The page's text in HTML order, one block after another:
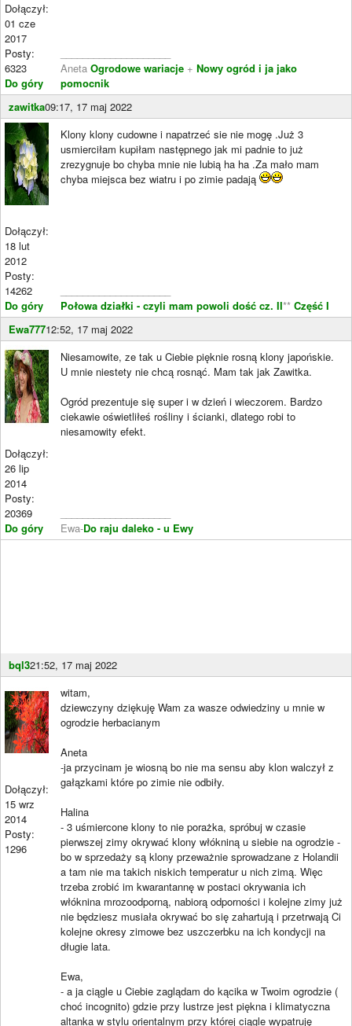
Dołączył:
01 cze
2017
Posty:
6323
Do góry
Aneta Ogrodowe wariacje + Nowy ogród i ja jako
pomocnik
zawitka09:17, 17 maj 2022
Dołączył:
18 lut
2012
Posty:
14262
Do góry
Klony klony cudowne i napatrzeć sie nie mogę .Już 3
usmierciłam kupiłam następnego jak mi padnie to już
zrezygnuje bo chyba mnie nie lubią ha ha .Za mało mam
chyba miejsca bez wiatru i po zimie padają
Połowa działki - czyli mam powoli dość cz. II** Część I
Ewa77712:52, 17 maj 2022
Dołączył:
26 lip
2014
Posty:
20369
Do góry
Niesamowite, ze tak u Ciebie pięknie rosną klony japońskie.
U mnie niestety nie chcą rosnąć. Mam tak jak Zawitka.
Ogród prezentuje się super i w dzień i wieczorem. Bardzo
ciekawie oświetliłeś rośliny i ścianki, dlatego robi to
niesamowity efekt.
Ewa-Do raju daleko - u Ewy
bql321:52, 17 maj 2022
Dołączył:
15 wrz
2014
Posty:
1296
witam,
dziewczyny dziękuję Wam za wasze odwiedziny u mnie w
ogrodzie herbacianym
Aneta
-ja przycinam je wiosną bo nie ma sensu aby klon walczył z
gałązkami które po zimie nie odbiły.
Halina
- 3 uśmiercone klony to nie porażka, spróbuj w czasie
pierwszej zimy okrywać klony włókniną u siebie na ogrodzie -
bo w sprzedaży są klony przeważnie sprowadzane z Holandii
a tam nie ma takich niskich temperatur u nich zimą. Więc
trzeba zrobić im kwarantannę w postaci okrywania ich
włóknina mrozoodporną, nabiorą odporności i kolejne zimy już
nie będziesz musiała okrywać bo się zahartują i przetrwają Ci
kolejne okresy zimowe bez uszczerbku na ich kondycji na
długie lata.
Ewa,
- a ja ciągle u Ciebie zaglądam do kącika w Twoim ogrodzie (
choć incognito) gdzie przy lustrze jest piękna i klimatyczna
altanka w stylu orientalnym przy której ciągle wypatruję